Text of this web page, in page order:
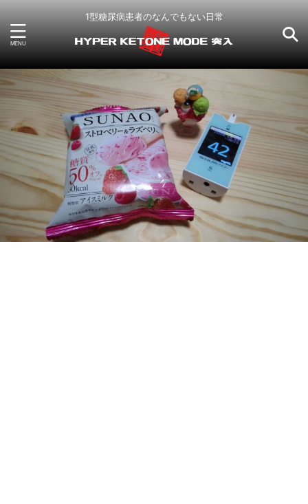
1型糖尿病患者のなんでもない日常